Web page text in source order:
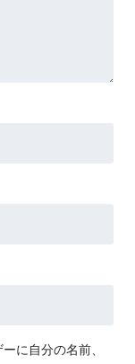
に自分の名前、